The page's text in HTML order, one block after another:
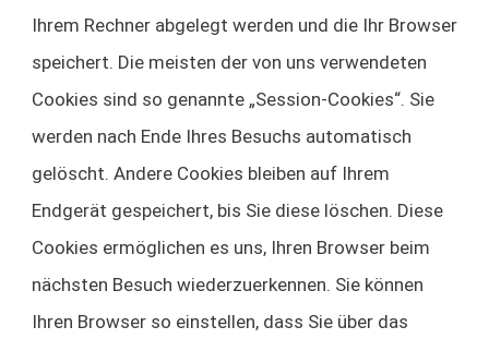
Ihrem Rechner abgelegt werden und die Ihr Browser
speichert. Die meisten der von uns verwendeten
Cookies sind so genannte „Session-Cookies“. Sie
werden nach Ende Ihres Besuchs automatisch
gelöscht. Andere Cookies bleiben auf Ihrem
Endgerät gespeichert, bis Sie diese löschen. Diese
Cookies ermöglichen es uns, Ihren Browser beim
nächsten Besuch wiederzuerkennen. Sie können
Ihren Browser so einstellen, dass Sie über das